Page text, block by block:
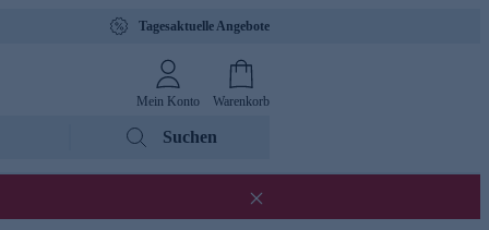
Tagesaktuelle Angebote
Mein Konto Warenkorb
Suchen